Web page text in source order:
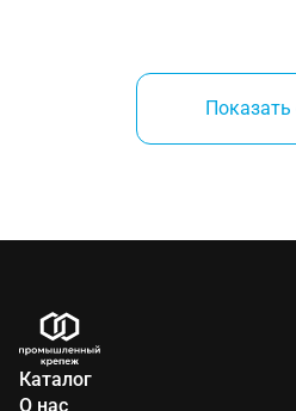
Цепная ручная шестеренная
производства Tor Industries
соотношением цена-
демократичную цену.
Производитель
Каталог
О нас